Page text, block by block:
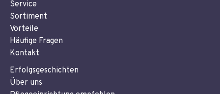
Service
Sortiment
Vorteile
Häufige Fragen
Kontakt
Erfolgsgeschichten
Über uns